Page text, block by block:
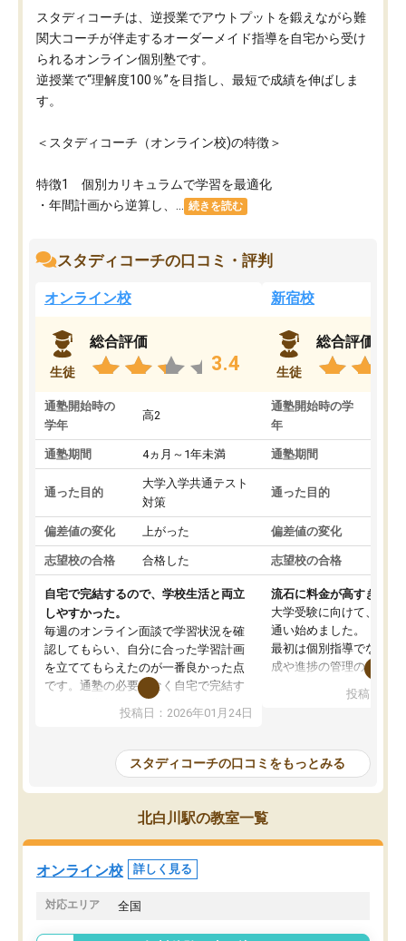
スタディコーチは、逆授業でアウトプットを鍛えながら難
関大コーチが伴走するオーダーメイド指導を自宅から受け
られるオンライン個別塾です。
逆授業で“理解度100％”を目指し、最短で成績を伸ばしま
す。
＜スタディコーチ（オンライン校)の特徴＞
特徴1 個別カリキュラムで学習を最適化
・年間計画から逆算し、...
続きを読む
スタディコーチの口コミ・評判
オンライン校
生徒
総合評価
3.4
通塾開始時の
学年
高2
通塾期間 4ヵ月～1年未満
通った目的
大学入学共通テスト
対策
偏差値の変化 上がった
志望校の合格 合格した
自宅で完結するので、学校生活と両立
しやすかった。
毎週のオンライン面談で学習状況を確
認してもらい、自分に合った学習計画
を立ててもらえたのが一番良かった点
です。通塾の必要がなく自宅で完結す
たです。コーチが現役大学生で相談し
安も気軽に話せました。勉強習慣が身
についたと感じています。また、チャ
ットで質問できるのも便利でした。一
人では迷いがちだった受験勉強を、最
だと思います。
投稿日：2026年01月24日
新宿校
生徒
総合評価
通塾開始時の学
年
通塾期間
通った目的
偏差値の変化
志望校の合格
流石に料金が高すぎる
大学受験に向けて、高2
通い始めました。
最初は個別指導でなく、
成や進捗の管理のみのコ
じ個別指導コースに変更
性が良くなかったです。
モチベーションが上がら
にやめてしまいました。
の方の予定が空いていな
投稿日：
スタディコーチの口コミをもっとみる
北白川駅の教室一覧
オンライン校 詳しく見る
対応エリア 全国